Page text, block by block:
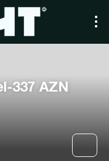
337 AZN